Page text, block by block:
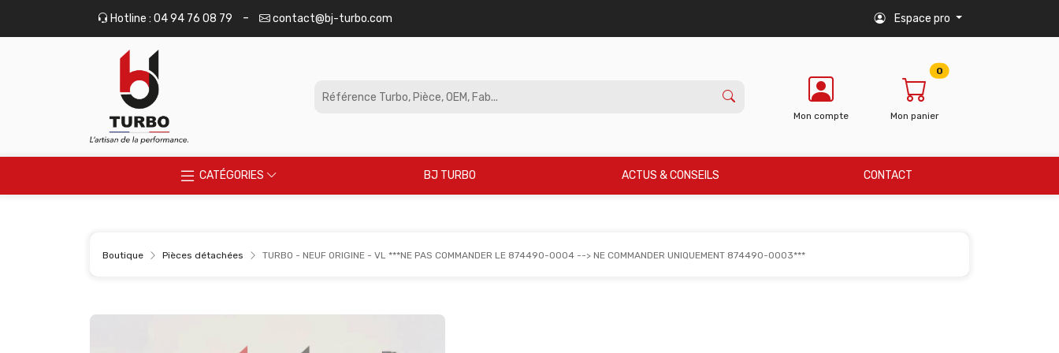
Hotline : 04 94 76 08 79 - contact@bj-turbo.com Espace pro
Mon compte Mon panier
0
CATÉGORIES BJ TURBO ACTUS & CONSEILS CONTACT
Boutique Pièces détachées TURBO - NEUF ORIGINE - VL ***NE PAS COMMANDER LE 874490-0004 --> NE COMMANDER UNIQUEMENT 874490-0003***
Panneau de gestion des cookies